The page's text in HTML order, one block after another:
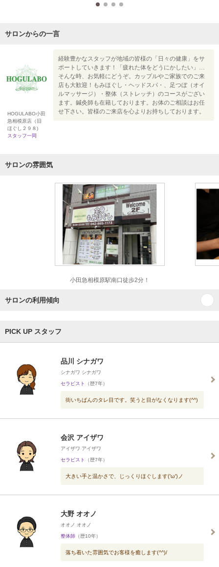
サロンからの一言
HOGULABO小田
急相模原店（旧
ほぐし２９８)
スタッフ一同
経験豊かなスタッフが地域の皆様の「日々の健康」をサ
ポートしていきます！「疲れた体をどうにかしたい」…
そんな時、お気軽にどうぞ。カップルやご家族でのご来
店も大歓迎！もみほぐし・ヘッドスパ・、足つぼ（オイ
ルマッサージ）・整体（ストレッチ）のコースがござい
ます。鍼灸師も在籍しております。お体のご相談はお任
せ下さい。皆様のご来店を心よりお持ちしております。
サロンの雰囲気
小田急相模原駅南口徒歩2分！
サロンの利用傾向
PICK UP スタッフ
品川 シナガワ
シナガワ シナガワ
セラピスト （歴7年）
街いちばんのタレ目です。笑うと目がなくなります(^^)
会沢 アイザワ
アイザワ アイザワ
セラピスト （歴7年）
大きい手と温かさで、じっくりほぐします('ω')ノ
大野 オオノ
オオノ オオノ
整体師 （歴10年）
落ち着いた雰囲気でお客様を癒します(^^)/